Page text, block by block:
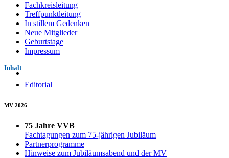
Fachkreisleitung
Treffpunktleitung
In stillem Gedenken
Neue Mitglieder
Geburtstage
Impressum
Inhalt
Editorial
MV 2026
75 Jahre VVB
Fachtagungen zum 75-jährigen Jubiläum
Partnerprogramme
Hinweise zum Jubiläumsabend und der MV